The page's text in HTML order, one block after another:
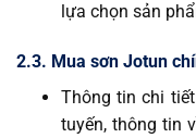
lựa chọn sản
2.3. Mua sơn Jotun
Thông tin chi
tuyến, thông tin